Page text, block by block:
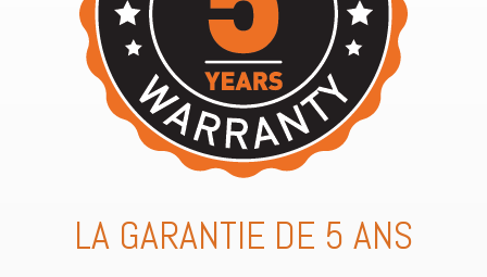
LA GARANTIE DE 5 ANS